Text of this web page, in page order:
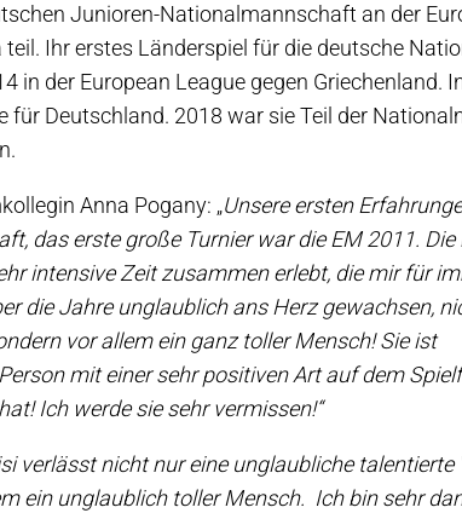
Junioren-Nationalmannschaft an der
teil. Ihr erstes Länderspiel für die deutsche
in der European League gegen Griechenland.
für Deutschland. 2018 war sie Teil der
Anna Pogany: „Unsere ersten
das erste große Turnier war die EM 2011.
intensive Zeit zusammen erlebt, die mir für
die Jahre unglaublich ans Herz gewachsen,
vor allem ein ganz toller Mensch! Sie ist
mit einer sehr positiven Art auf dem
Ich werde sie sehr vermissen!“
verlässt nicht nur eine unglaubliche talentierte
ein unglaublich toller Mensch. Ich bin sehr